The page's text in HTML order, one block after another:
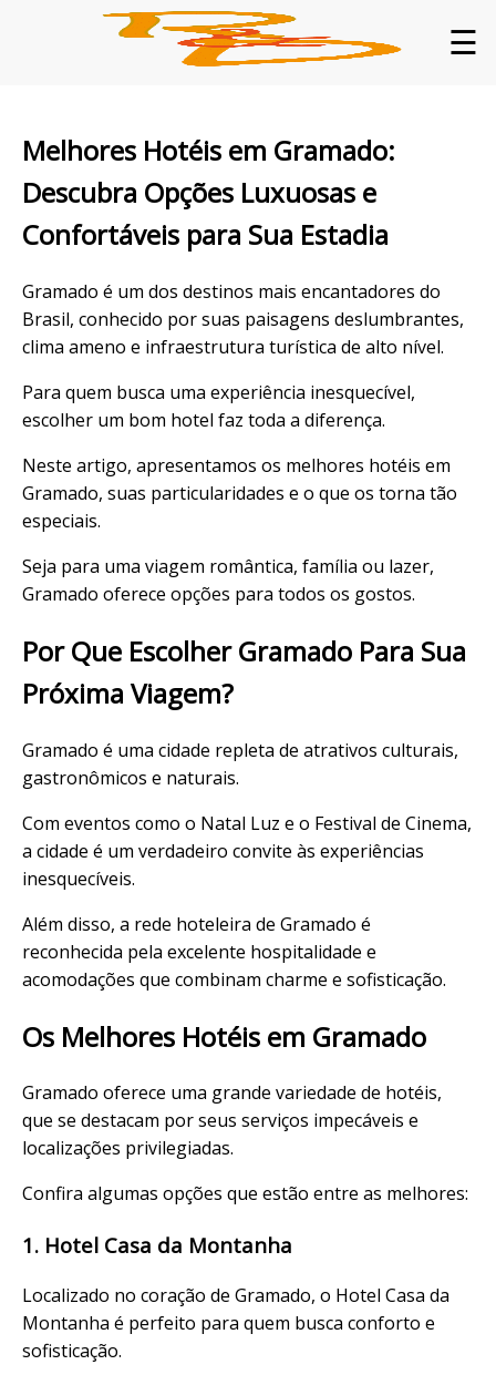
☰
Melhores Hotéis em Gramado:
Descubra Opções Luxuosas e
Confortáveis para Sua Estadia
Gramado é um dos destinos mais encantadores do
Brasil, conhecido por suas paisagens deslumbrantes,
clima ameno e infraestrutura turística de alto nível.
Para quem busca uma experiência inesquecível,
escolher um bom hotel faz toda a diferença.
Neste artigo, apresentamos os melhores hotéis em
Gramado, suas particularidades e o que os torna tão
especiais.
Seja para uma viagem romântica, família ou lazer,
Gramado oferece opções para todos os gostos.
Por Que Escolher Gramado Para Sua
Próxima Viagem?
Gramado é uma cidade repleta de atrativos culturais,
gastronômicos e naturais.
Com eventos como o Natal Luz e o Festival de Cinema,
a cidade é um verdadeiro convite às experiências
inesquecíveis.
Além disso, a rede hoteleira de Gramado é
reconhecida pela excelente hospitalidade e
acomodações que combinam charme e sofisticação.
Os Melhores Hotéis em Gramado
Gramado oferece uma grande variedade de hotéis,
que se destacam por seus serviços impecáveis e
localizações privilegiadas.
Confira algumas opções que estão entre as melhores:
1. Hotel Casa da Montanha
Localizado no coração de Gramado, o Hotel Casa da
Montanha é perfeito para quem busca conforto e
sofisticação.